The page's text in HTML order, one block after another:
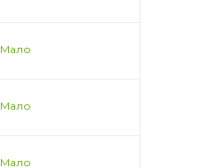
Мало
Мало
Мало